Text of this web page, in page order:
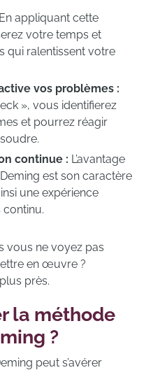
En appliquant cette
votre temps et
qui ralentissent votre
vos problèmes :
», vous identifierez
et pourrez réagir
continue : L’avantage
est son caractère
une expérience
vous ne voyez pas
en œuvre ?
près.
la méthode
?
peut s’avérer